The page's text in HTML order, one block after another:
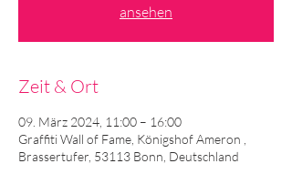
ansehen
Zeit & Ort
09. März 2024, 11:00 – 16:00
Graffiti Wall of Fame, Königshof Ameron ,
Brassertufer, 53113 Bonn, Deutschland